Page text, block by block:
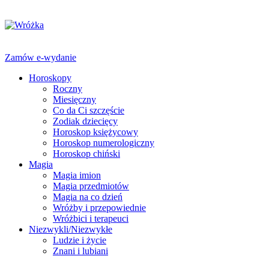
Zamów e-wydanie
Horoskopy
Roczny
Miesięczny
Co da Ci szczęście
Zodiak dziecięcy
Horoskop księżycowy
Horoskop numerologiczny
Horoskop chiński
Magia
Magia imion
Magia przedmiotów
Magia na co dzień
Wróżby i przepowiednie
Wróżbici i terapeuci
Niezwykli/Niezwykłe
Ludzie i życie
Znani i lubiani